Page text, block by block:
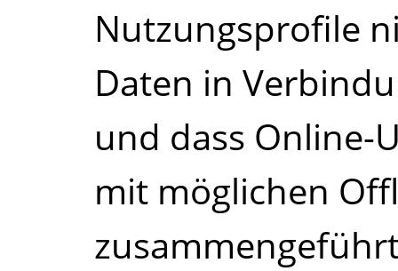
Nutzungsprofile
Daten in
und dass Online-
mit möglichen